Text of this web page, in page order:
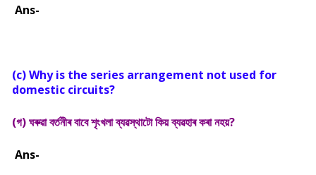
Ans-
(c) Why is the series arrangement not used for
domestic circuits?
(গ) ঘৰুৱা বৰ্তনীৰ বাবে শৃংখলা ব্যৱস্থাটো কিয় ব্যৱহাৰ কৰা নহয়?
Ans-